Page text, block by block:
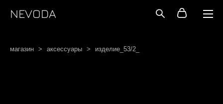
NEVODA
магазин > аксессуары > изделие_53/2_